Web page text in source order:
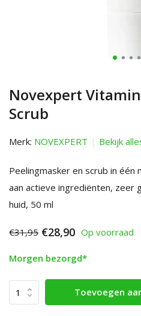
Novexpert
Scrub
Merk: NOVEXPERT Bekijk
Peelingmasker en scrub in
aan actieve ingrediënten, zeer
huid, 50 ml
€31,95 €28,90 Op voorraad
Morgen bezorgd*
Toevoegen